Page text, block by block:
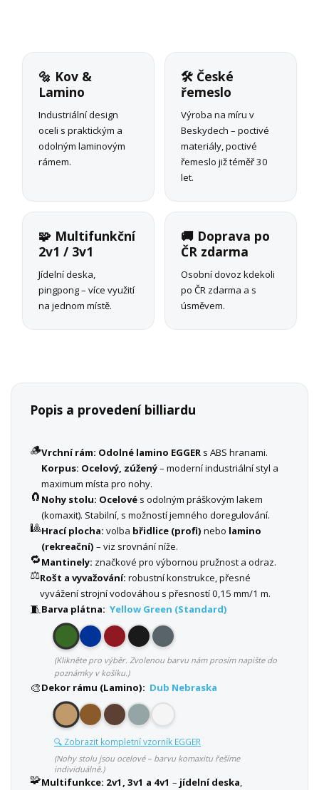
🔩 Kov &
Lamino
Industriální design
oceli s praktickým a
odolným laminovým
rámem.
🛠 České
řemeslo
Výroba na míru v
Beskydech – poctivé
materiály, poctivé
řemeslo již téměř 30
let.
🧩 Multifunkční
2v1 / 3v1
Jídelní deska,
pingpong – více využití
na jednom místě.
🚚 Doprava po
ČR zdarma
Osobní dovoz kdekoli
po ČR zdarma a s
úsměvem.
Popis a provedení billiardu
🪵Vrchní rám: Odolné lamino EGGER s ABS hranami.
Korpus: Ocelový, zúžený– moderní industriální styl a
maximum místa pro nohy.
🧲 Nohy stolu: Ocelové s odolným práškovým lakem
(komaxit). Stabilní, s možností jemného doregulování.
🎱Hrací plocha: volba břidlice (profi) nebo lamino
(rekreační) – viz srovnání níže.
🔁Mantinely: značkové pro výbornou pružnost a odraz.
⚖️Rošt a vyvažování: robustní konstrukce, přesné
vyvážení strojní vodováhou s přesností 0,15 mm/1 m.
🧵Barva plátna: Yellow Green (Standard)
(Klikněte pro výběr. Zvolenou barvu nám prosím napište do
poznámky v košíku.)
🎨Dekor rámu (Lamino): Dub Nebraska
🔍 Zobrazit kompletní vzorník EGGER
(Nohy stolu jsou ocelové – barvu komaxitu řešíme
individuálně.)
🧩Multifunkce: 2v1, 3v1 a 4v1 – jídelní deska,